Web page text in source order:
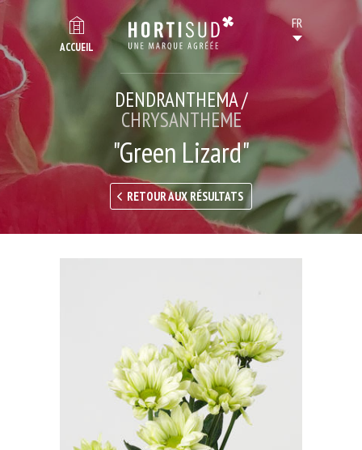
ACCUEIL
DENDRANTHEMA /
CHRYSANTHEME
"Green Lizard"
RETOUR AUX RÉSULTATS